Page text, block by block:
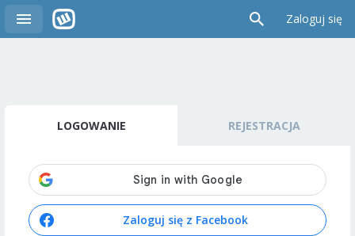
Zaloguj się
LOGOWANIE REJESTRACJA
Zaloguj się z Facebook